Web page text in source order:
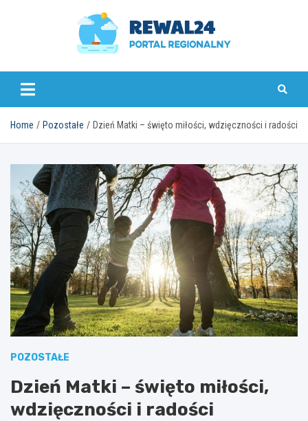
rewal24.pl
Home Pozostałe Dzień Matki – święto miłości, wdzięczności i radości
POZOSTAŁE
Dzień Matki – święto miłości,
wdzięczności i radości